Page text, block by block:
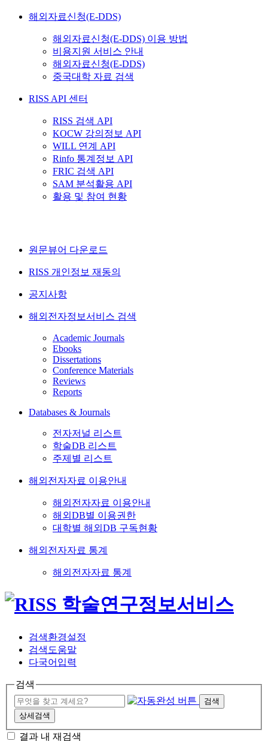
해외자료신청(E-DDS)
해외자료신청(E-DDS) 이용 방법
비용지원 서비스 안내
해외자료신청(E-DDS)
중국대학 자료 검색
RISS API 센터
RISS 검색 API
KOCW 강의정보 API
WILL 연계 API
Rinfo 통계정보 API
FRIC 검색 API
SAM 분석활용 API
활용 및 참여 현황
원문뷰어 다운로드
RISS 개인정보 재동의
공지사항
해외전자정보서비스 검색
Academic Journals
Ebooks
Dissertations
Conference Materials
Reviews
Reports
Databases & Journals
전자저널 리스트
학술DB 리스트
주제별 리스트
해외전자자료 이용안내
해외전자자료 이용안내
해외DB별 이용권한
대학별 해외DB 구독현황
해외전자자료 통계
해외전자자료 통계
검색환경설정
검색도움말
다국어입력
검색
검색
상세검색
결과 내 재검색